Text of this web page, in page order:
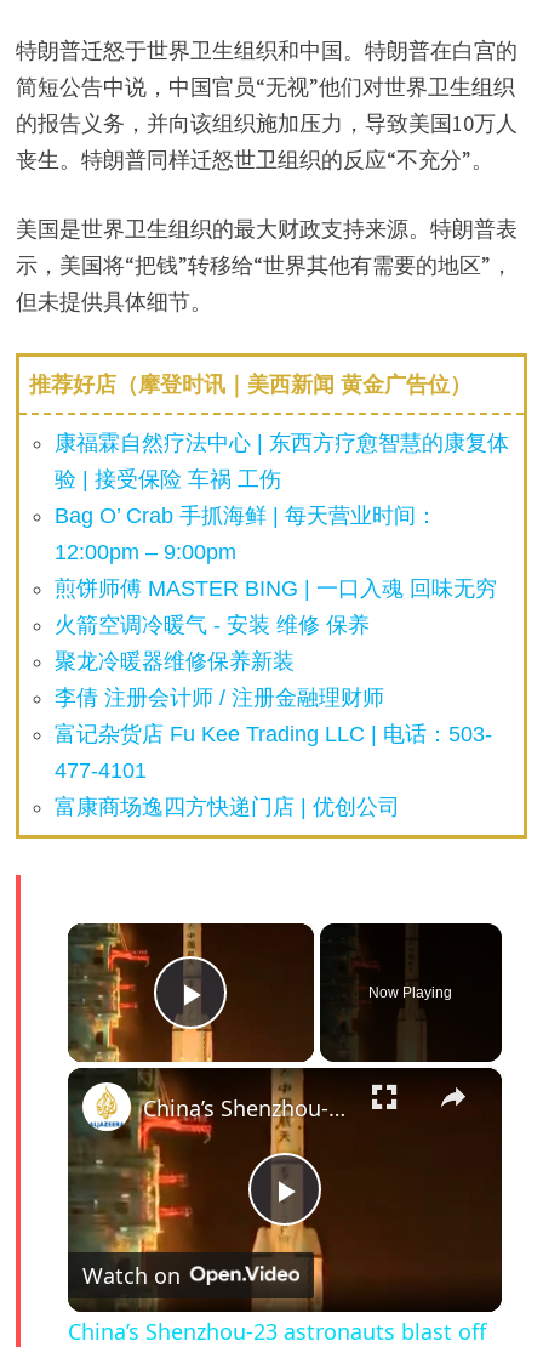
特朗普迁怒于世界卫生组织和中国。特朗普在白宫的
简短公告中说，中国官员“无视”他们对世界卫生组织
的报告义务，并向该组织施加压力，导致美国10万人
丧生。特朗普同样迁怒世卫组织的反应“不充分”。
美国是世界卫生组织的最大财政支持来源。特朗普表
示，美国将“把钱”转移给“世界其他有需要的地区”，
但未提供具体细节。
推荐好店（摩登时讯｜美西新闻 黄金广告位）
康福霖自然疗法中心 | 东西方疗愈智慧的康复体
验 | 接受保险 车祸 工伤
Bag O’ Crab 手抓海鲜 | 每天营业时间：
12:00pm – 9:00pm
煎饼师傅 MASTER BING | 一口入魂 回味无穷
火箭空调冷暖气 - 安装 维修 保养
聚龙冷暖器维修保养新装
李倩 注册会计师 / 注册金融理财师
富记杂货店 Fu Kee Trading LLC | 电话：503-
477-4101
富康商场逸四方快递门店 | 优创公司
×
Play Video
Now Playing
×
P
l
China’s Shenzhou-23 astronauts blast off on space station mission
Watch on
China’s Shenzhou-23 astronauts blast off